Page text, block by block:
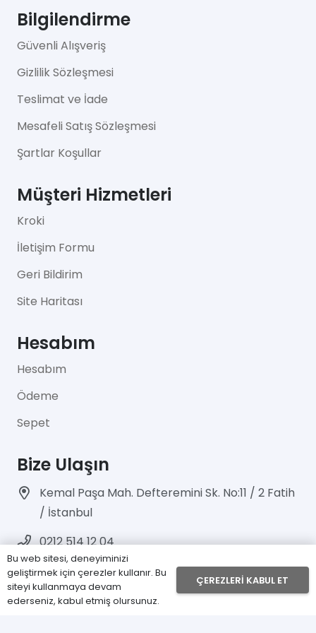
Bilgilendirme
Güvenli Alışveriş
Gizlilik Sözleşmesi
Teslimat ve İade
Mesafeli Satış Sözleşmesi
Şartlar Koşullar
Müşteri Hizmetleri
Kroki
İletişim Formu
Geri Bildirim
Site Haritası
Hesabım
Hesabım
Ödeme
Sepet
Bize Ulaşın
Kemal Paşa Mah. Defteremini Sk. No:11 / 2 Fatih
/ İstanbul
0212 514 12 04
info@ado-tx.com
fabrikadanucuz.com | Design byNova Web
Bu web sitesi, deneyiminizi
geliştirmek için çerezler kullanır. Bu
siteyi kullanmaya devam
ederseniz, kabul etmiş olursunuz.
ÇEREZLERI KABUL ET